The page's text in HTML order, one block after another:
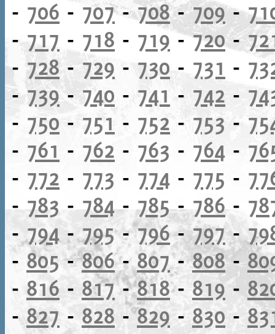
- 706 - 707-708-709-
-717 - 718 - 719-720-
- 728 -729 - 730 - 731 -
-739-740 - 741 - 742 -
- 750 - 751 - 752 - 753 -
- 761 - 762 - 763 - 764 -
- 772 - 773 - 774 - 775 -
-783 -784-785-786-
- 794 -795-796-797-
- 805-806-807-808-
- 816 - 817-818- 819-
-827 -828 -829- 830 -